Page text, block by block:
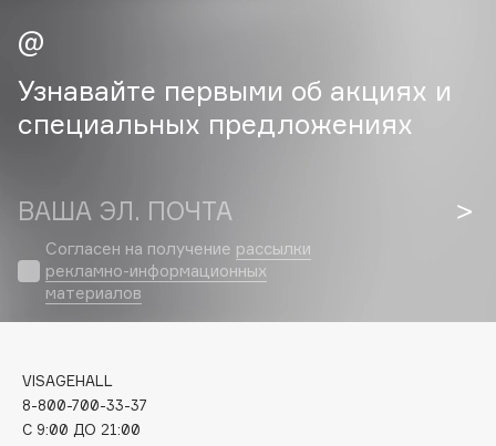
Cadence
Capelli Dorati
Carbon Theory
Carmex
Celimax
Cettua
Chupa Chups
Clarette
Clinique
Clive Christian
Узнавайте первыми об акциях и
специальных предложениях
ВАША ЭЛ. ПОЧТА
Согласен на получение рассылки
рекламно-информационных
материалов
VISAGEHALL
8-800-700-33-37
C 9:00 ДО 21:00